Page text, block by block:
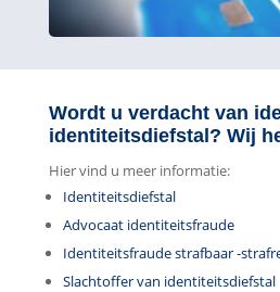
Wordt u verdacht van
identiteitsdiefstal? Wij
Hier vind u meer informatie:
Identiteitsdiefstal
Advocaat identiteitsfraude
Identiteitsfraude strafbaar -
Slachtoffer van identiteitsdiefstal